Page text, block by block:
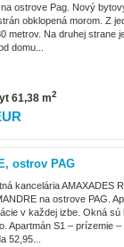
ostrove Pag. Nový
obklopená morom. Z
metrov. Na druhej strane
domu...
61,38 m2
ostrov PAG
kancelária AMAXADES
na ostrove PAG.
v každej izbe. Okná
Apartmán S1 – prízemie
52,95...